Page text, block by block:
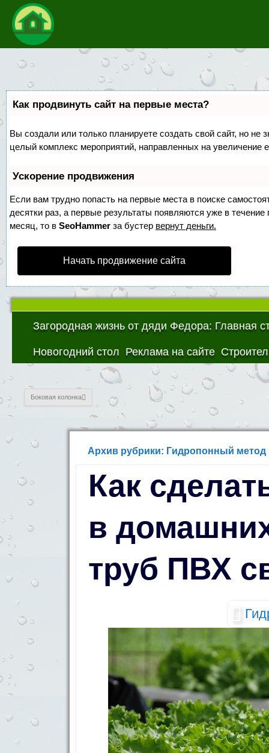
Как продвинуть сайт на первые места?
Вы создали или только планируете создать свой сайт, но не
целый комплекс мероприятий, направленных на увеличение
Ускорение продвижения
Если вам трудно попасть на первые места в поиске
десятки раз, а первые результаты появляются уже в
месяц, то в SeoHammer за бустер вернут деньги.
Начать продвижение сайта
Загородная жизнь от дяди Федора: Главная
Новогодний стол Реклама на сайте
Боковая колонка
Архив рубрики: Гидропонный
Как
в
труб ПВХ